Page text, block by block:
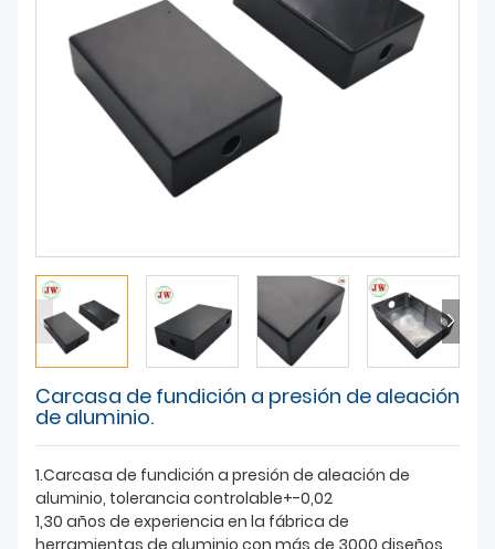
LA FÁBRICA
CONTÁCTENOS
SOBRE NOSOTROS
Carcasa de fundición a presión de aleación
de aluminio.
1.Carcasa de fundición a presión de aleación de
aluminio, tolerancia controlable+-0,02
1,30 años de experiencia en la fábrica de
herramientas de aluminio con más de 3000 diseños